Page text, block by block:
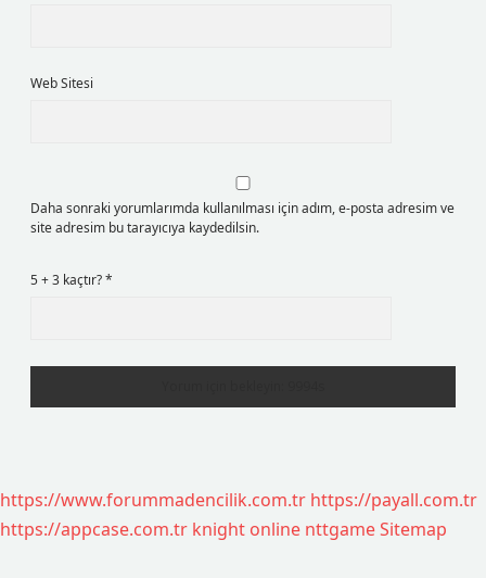
Web Sitesi
Daha sonraki yorumlarımda kullanılması için adım, e-posta adresim ve
site adresim bu tarayıcıya kaydedilsin.
5 + 3 kaçtır?*
https://www.forummadencilik.com.tr https://payall.com.tr
https://appcase.com.tr knight online nttgameSitemap